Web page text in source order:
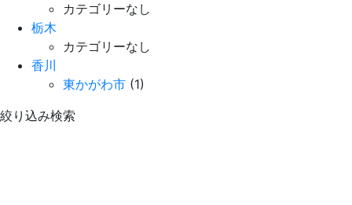
カテゴリーなし
栃木
カテゴリーなし
香川
東かがわ市 (1)
絞り込み検索